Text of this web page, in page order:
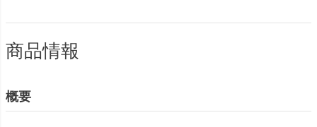
商品情報
概要